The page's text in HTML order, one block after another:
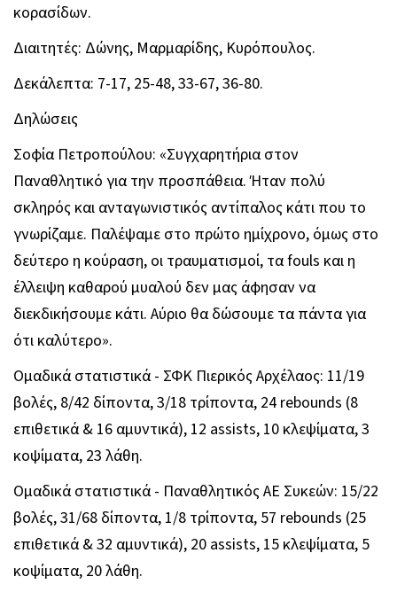
κορασίδων.
Διαιτητές: Δώνης, Μαρμαρίδης, Κυρόπουλος.
Δεκάλεπτα: 7-17, 25-48, 33-67, 36-80.
Δηλώσεις
Σοφία Πετροπούλου: «Συγχαρητήρια στον
Παναθλητικό για την προσπάθεια. Ήταν πολύ
σκληρός και ανταγωνιστικός αντίπαλος κάτι που το
γνωρίζαμε. Παλέψαμε στο πρώτο ημίχρονο, όμως στο
δεύτερο η κούραση, οι τραυματισμοί, τα fouls και η
έλλειψη καθαρού μυαλού δεν μας άφησαν να
διεκδικήσουμε κάτι. Αύριο θα δώσουμε τα πάντα για
ότι καλύτερο».
Ομαδικά στατιστικά - ΣΦΚ Πιερικός Αρχέλαος: 11/19
βολές, 8/42 δίποντα, 3/18 τρίποντα, 24 rebounds (8
επιθετικά & 16 αμυντικά), 12 assists, 10 κλεψίματα, 3
κοψίματα, 23 λάθη.
Ομαδικά στατιστικά - Παναθλητικός ΑΕ Συκεών: 15/22
βολές, 31/68 δίποντα, 1/8 τρίποντα, 57 rebounds (25
επιθετικά & 32 αμυντικά), 20 assists, 15 κλεψίματα, 5
κοψίματα, 20 λάθη.